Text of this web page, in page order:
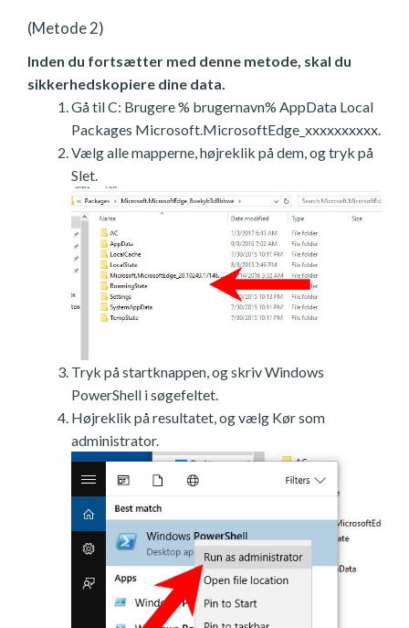
(Metode 2)
Inden du fortsætter med denne metode, skal du
sikkerhedskopiere dine data.
Gå til C: Brugere % brugernavn% AppData Local
Packages Microsoft.MicrosoftEdge_xxxxxxxxxx.
Vælg alle mapperne, højreklik på dem, og tryk på
Slet.
Tryk på startknappen, og skriv Windows
PowerShell i søgefeltet.
Højreklik på resultatet, og vælg Kør som
administrator.